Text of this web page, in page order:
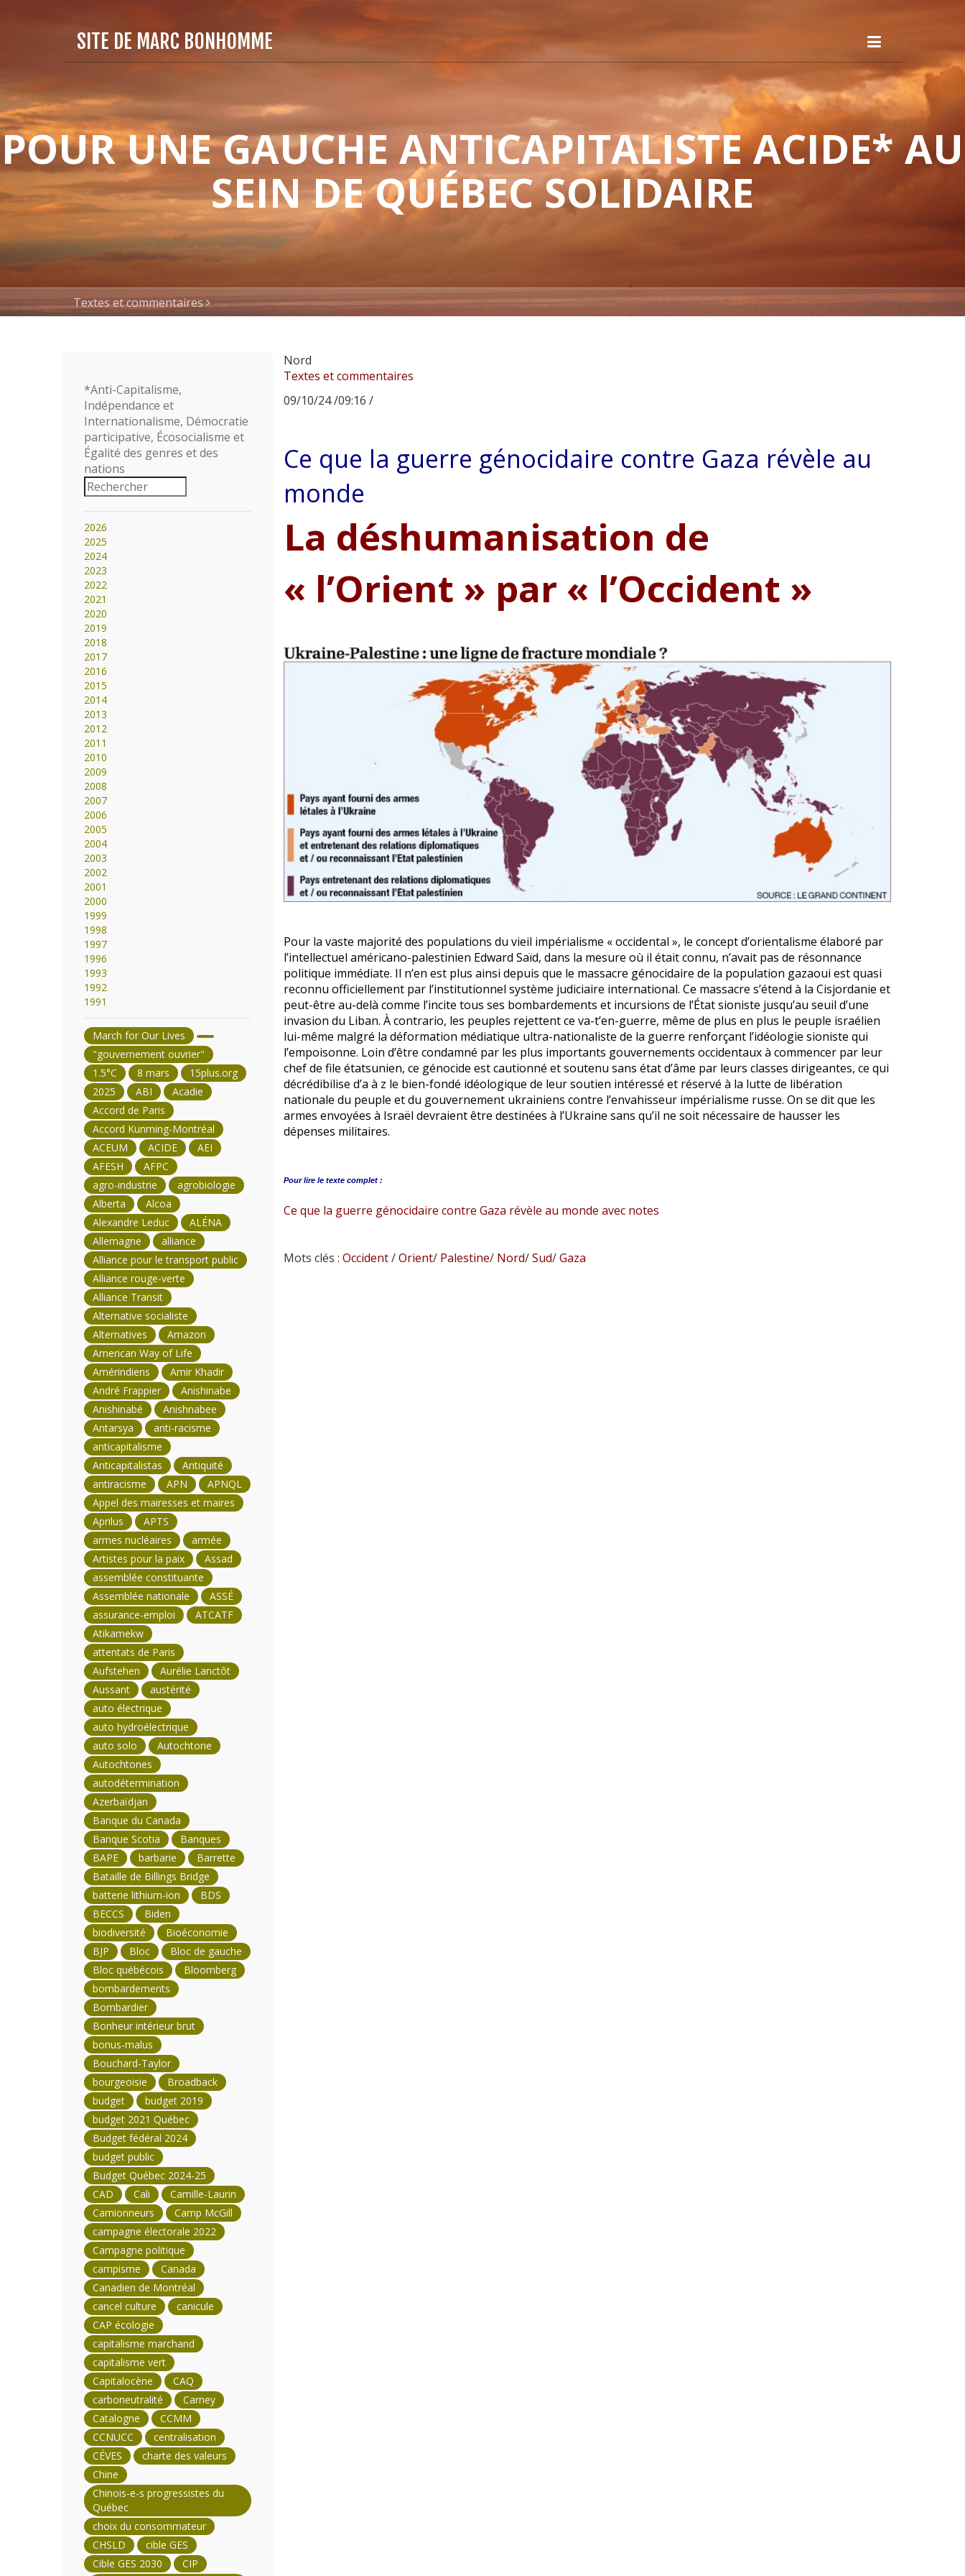
SITE DE MARC BONHOMME
POUR UNE GAUCHE ANTICAPITALISTE ACIDE* AU
SEIN DE QUÉBEC SOLIDAIRE
Textes et commentaires
Nord
Textes et commentaires
09/10/24 /09:16 /
Ce que la guerre génocidaire contre Gaza révèle au
monde
La déshumanisation de
« l’Orient » par « l’Occident »
Pour la vaste majorité des populations du vieil impérialisme « occidental », le concept d’orientalisme élaboré par
l’intellectuel américano-palestinien Edward Saïd, dans la mesure où il était connu, n’avait pas de résonnance
politique immédiate. Il n’en est plus ainsi depuis que le massacre génocidaire de la population gazaoui est quasi
reconnu officiellement par l’institutionnel système judiciaire international. Ce massacre s’étend à la Cisjordanie et
peut-être au-delà comme l’incite tous ses bombardements et incursions de l’État sioniste jusqu’au seuil d’une
invasion du Liban. À contrario, les peuples rejettent ce va-t’en-guerre, même de plus en plus le peuple israélien
lui-même malgré la déformation médiatique ultra-nationaliste de la guerre renforçant l’idéologie sioniste qui
l’empoisonne. Loin d’être condamné par les plus importants gouvernements occidentaux à commencer par leur
chef de file étatsunien, ce génocide est cautionné et soutenu sans état d’âme par leurs classes dirigeantes, ce qui
décrédibilise d’a à z le bien-fondé idéologique de leur soutien intéressé et réservé à la lutte de libération
nationale du peuple et du gouvernement ukrainiens contre l’envahisseur impérialisme russe. On se dit que les
armes envoyées à Israël devraient être destinées à l’Ukraine sans qu’il ne soit nécessaire de hausser les
dépenses militaires.
Pour lire le texte complet :
Ce que la guerre génocidaire contre Gaza révèle au monde avec notes
Mots clés : Occident/Orient/Palestine/Nord/Sud/Gaza
*Anti-Capitalisme,
Indépendance et
Internationalisme, Démocratie
participative, Écosocialisme et
Égalité des genres et des
nations
2026
2025
2024
2023
2022
2021
2020
2019
2018
2017
2016
2015
2014
2013
2012
2011
2010
2009
2008
2007
2006
2005
2004
2003
2002
2001
2000
1999
1998
1997
1996
1993
1992
1991
March for Our Lives
"gouvernement ouvrier"
1.5°C
8 mars
15plus.org
2025
ABI
Acadie
Accord de Paris
Accord Kunming-Montréal
ACEUM
ACIDE
AEI
AFESH
AFPC
agro-industrie
agrobiologie
Alberta
Alcoa
Alexandre Leduc
ALÉNA
Allemagne
alliance
Alliance pour le transport public
Alliance rouge-verte
Alliance Transit
Alternative socialiste
Alternatives
Amazon
American Way of Life
Amérindiens
Amir Khadir
André Frappier
Anishinabe
Anishinabé
Anishnabee
Antarsya
anti-racisme
anticapitalisme
Anticapitalistas
Antiquité
antiracisme
APN
APNQL
Appel des mairesses et maires
Aprilus
APTS
armes nucléaires
armée
Artistes pour la paix
Assad
assemblée constituante
Assemblée nationale
ASSÉ
assurance-emploi
ATCATF
Atikamekw
attentats de Paris
Aufstehen
Aurélie Lanctôt
Aussant
austérité
auto électrique
auto hydroélectrique
auto solo
Autochtone
Autochtones
autodétermination
Azerbaïdjan
Banque du Canada
Banque Scotia
Banques
BAPE
barbarie
Barrette
Bataille de Billings Bridge
batterie lithium-ion
BDS
BECCS
Biden
biodiversité
Bioéconomie
BJP
Bloc
Bloc de gauche
Bloc québécois
Bloomberg
bombardements
Bombardier
Bonheur intérieur brut
bonus-malus
Bouchard-Taylor
bourgeoisie
Broadback
budget
budget 2019
budget 2021 Québec
Budget fédéral 2024
budget public
Budget Québec 2024-25
CAD
Cali
Camille-Laurin
Camionneurs
Camp McGill
campagne électorale 2022
Campagne politique
campisme
Canada
Canadien de Montréal
cancel culture
canicule
CAP écologie
capitalisme marchand
capitalisme vert
Capitalocène
CAQ
carboneutralité
Carney
Catalogne
CCMM
CCNUCC
centralisation
CÉVES
charte des valeurs
Chine
Chinois-e-s progressistes du
Québec
choix du consommateur
CHSLD
cible GES
Cible GES 2030
CIP